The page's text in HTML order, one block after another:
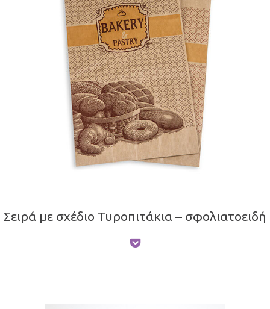
Σειρά με σχέδιο Τυροπιτάκια – σφολιατοειδή